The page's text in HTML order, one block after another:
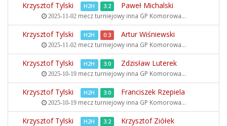
Krzysztof Tylski H2H 3:2 Paweł Michalski
2025-11-02mecz turniejowy inna GP Komorowa...
Krzysztof Tylski H2H 0:3 Artur Wiśniewski
2025-11-02mecz turniejowy inna GP Komorowa...
Krzysztof Tylski H2H 3:0 Zdzisław Luterek
2025-10-19mecz turniejowy inna GP Komorowa...
Krzysztof Tylski H2H 3:0 Franciszek Rzepiela
2025-10-19mecz turniejowy inna GP Komorowa...
Krzysztof Tylski H2H 3:2 Krzysztof Ziółek